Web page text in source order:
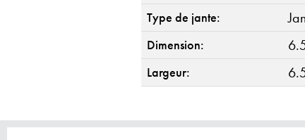
Type de jante:
Dimension:
Largeur: